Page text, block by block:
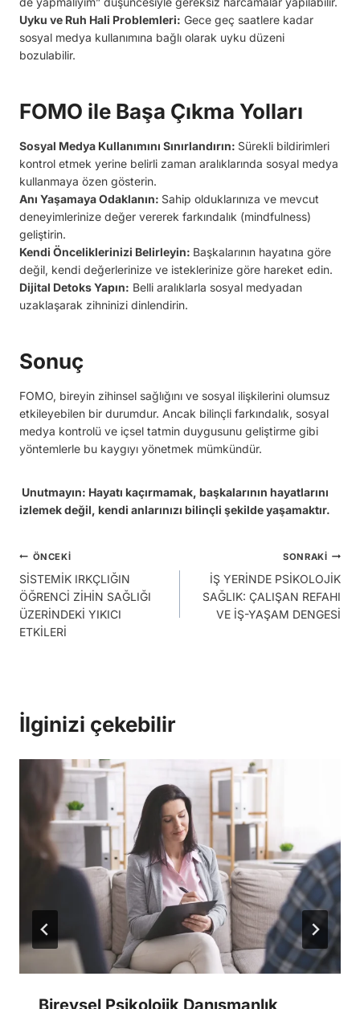
Uyku ve Ruh Hali Problemleri: Gece geç saatlere kadar
sosyal medya kullanımına bağlı olarak uyku düzeni
bozulabilir.
FOMO ile Başa Çıkma Yolları
Sosyal Medya Kullanımını Sınırlandırın: Sürekli bildirimleri
kontrol etmek yerine belirli zaman aralıklarında sosyal medya
kullanmaya özen gösterin.
Anı Yaşamaya Odaklanın: Sahip olduklarınıza ve mevcut
deneyimlerinize değer vererek farkındalık (mindfulness)
geliştirin.
Kendi Önceliklerinizi Belirleyin: Başkalarının hayatına göre
değil, kendi değerlerinize ve isteklerinize göre hareket edin.
Dijital Detoks Yapın: Belli aralıklarla sosyal medyadan
uzaklaşarak zihninizi dinlendirin.
Sonuç
FOMO, bireyin zihinsel sağlığını ve sosyal ilişkilerini olumsuz
etkileyebilen bir durumdur. Ancak bilinçli farkındalık, sosyal
medya kontrolü ve içsel tatmin duygusunu geliştirme gibi
yöntemlerle bu kaygıyı yönetmek mümkündür.
Unutmayın: Hayatı kaçırmamak, başkalarının hayatlarını
izlemek değil, kendi anlarınızı bilinçli şekilde yaşamaktır.
Yazı
gezinmesi
ÖNCEKI
SİSTEMİK IRKÇLIĞIN
ÖĞRENCİ ZİHİN SAĞLIĞI
ÜZERİNDEKİ YIKICI
ETKİLERİ
SONRAKI
İŞ YERİNDE PSİKOLOJİK
SAĞLIK: ÇALIŞAN REFAHI
VE İŞ-YAŞAM DENGESİ
İlginizi çekebilir
Bireysel Psikolojik Danışmanlık